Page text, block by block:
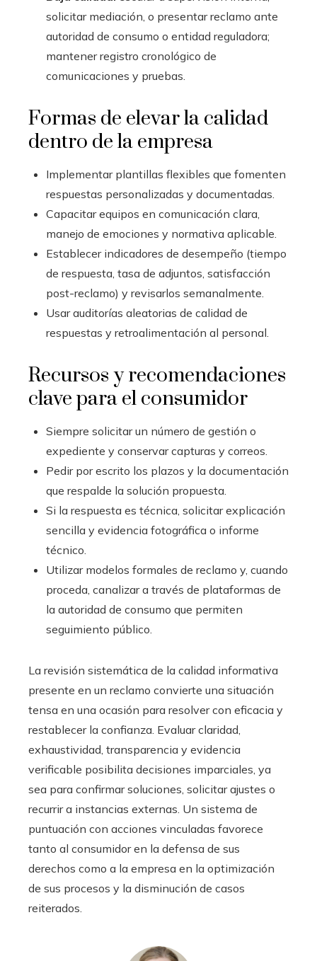
solicitar mediación, o presentar reclamo ante
autoridad de consumo o entidad reguladora;
mantener registro cronológico de
comunicaciones y pruebas.
Formas de elevar la calidad
dentro de la empresa
Implementar plantillas flexibles que fomenten
respuestas personalizadas y documentadas.
Capacitar equipos en comunicación clara,
manejo de emociones y normativa aplicable.
Establecer indicadores de desempeño (tiempo
de respuesta, tasa de adjuntos, satisfacción
post-reclamo) y revisarlos semanalmente.
Usar auditorías aleatorias de calidad de
respuestas y retroalimentación al personal.
Recursos y recomendaciones
clave para el consumidor
Siempre solicitar un número de gestión o
expediente y conservar capturas y correos.
Pedir por escrito los plazos y la documentación
que respalde la solución propuesta.
Si la respuesta es técnica, solicitar explicación
sencilla y evidencia fotográfica o informe
técnico.
Utilizar modelos formales de reclamo y, cuando
proceda, canalizar a través de plataformas de
la autoridad de consumo que permiten
seguimiento público.
La revisión sistemática de la calidad informativa
presente en un reclamo convierte una situación
tensa en una ocasión para resolver con eficacia y
restablecer la confianza. Evaluar claridad,
exhaustividad, transparencia y evidencia
verificable posibilita decisiones imparciales, ya
sea para confirmar soluciones, solicitar ajustes o
recurrir a instancias externas. Un sistema de
puntuación con acciones vinculadas favorece
tanto al consumidor en la defensa de sus
derechos como a la empresa en la optimización
de sus procesos y la disminución de casos
reiterados.